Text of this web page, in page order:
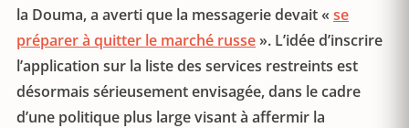
la Douma, a averti que la messagerie devait « se
préparer à quitter le marché russe ». L’idée d’inscrire
l’application sur la liste des services restreints est
désormais sérieusement envisagée, dans le cadre
d’une politique plus large visant à affermir la